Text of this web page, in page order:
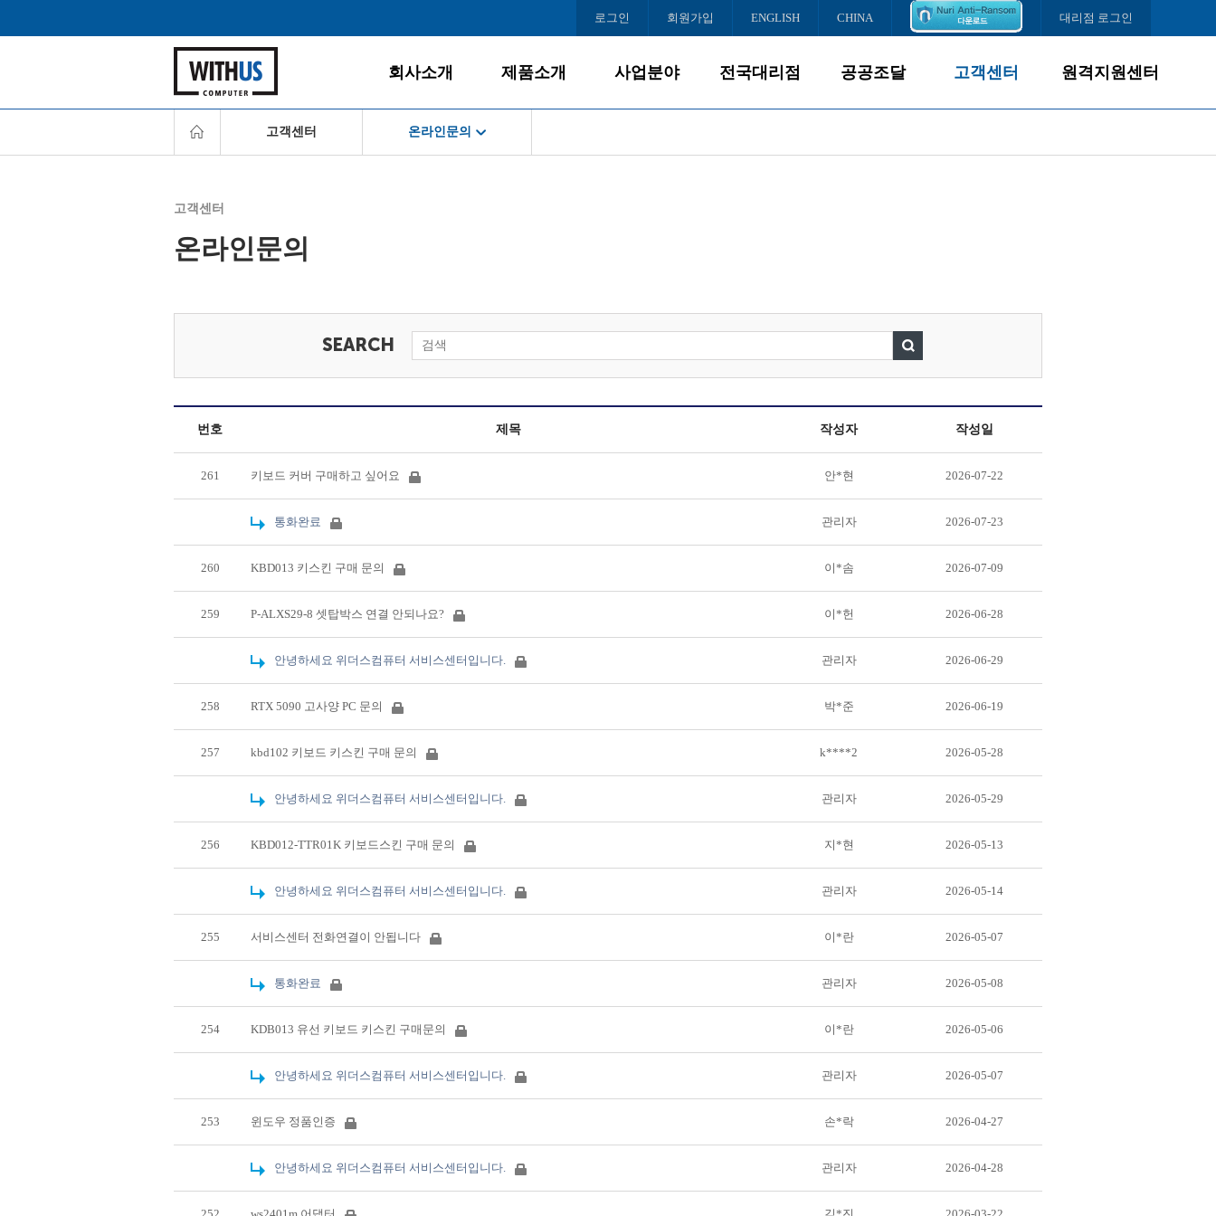
로그인 회원가입 ENGLISH CHINA 대리점 로그인
회사소개
회사소개
제품소개 사업분야 전국대리점 공공조달 고객센터 원격지원센터
고객센터 온라인문의
FAQ
온라인문의
고객센터
온라인문의
번호 제목 작성자 작성일
261 키보드 커버 구매하고 싶어요 안*현 2026-07-22
통화완료 관리자 2026-07-23
260 KBD013 키스킨 구매 문의 이*솜 2026-07-09
259 P-ALXS29-8 셋탑박스 연결 안되나요? 이*헌 2026-06-28
안녕하세요 위더스컴퓨터 서비스센터입니다. 관리자 2026-06-29
258 RTX 5090 고사양 PC 문의 박*준 2026-06-19
257 kbd102 키보드 키스킨 구매 문의 k****2 2026-05-28
안녕하세요 위더스컴퓨터 서비스센터입니다. 관리자 2026-05-29
256 KBD012-TTR01K 키보드스킨 구매 문의 지*현 2026-05-13
안녕하세요 위더스컴퓨터 서비스센터입니다. 관리자 2026-05-14
255 서비스센터 전화연결이 안됩니다 이*란 2026-05-07
통화완료 관리자 2026-05-08
254 KDB013 유선 키보드 키스킨 구매문의 이*란 2026-05-06
안녕하세요 위더스컴퓨터 서비스센터입니다. 관리자 2026-05-07
253 윈도우 정품인증 손*락 2026-04-27
안녕하세요 위더스컴퓨터 서비스센터입니다. 관리자 2026-04-28